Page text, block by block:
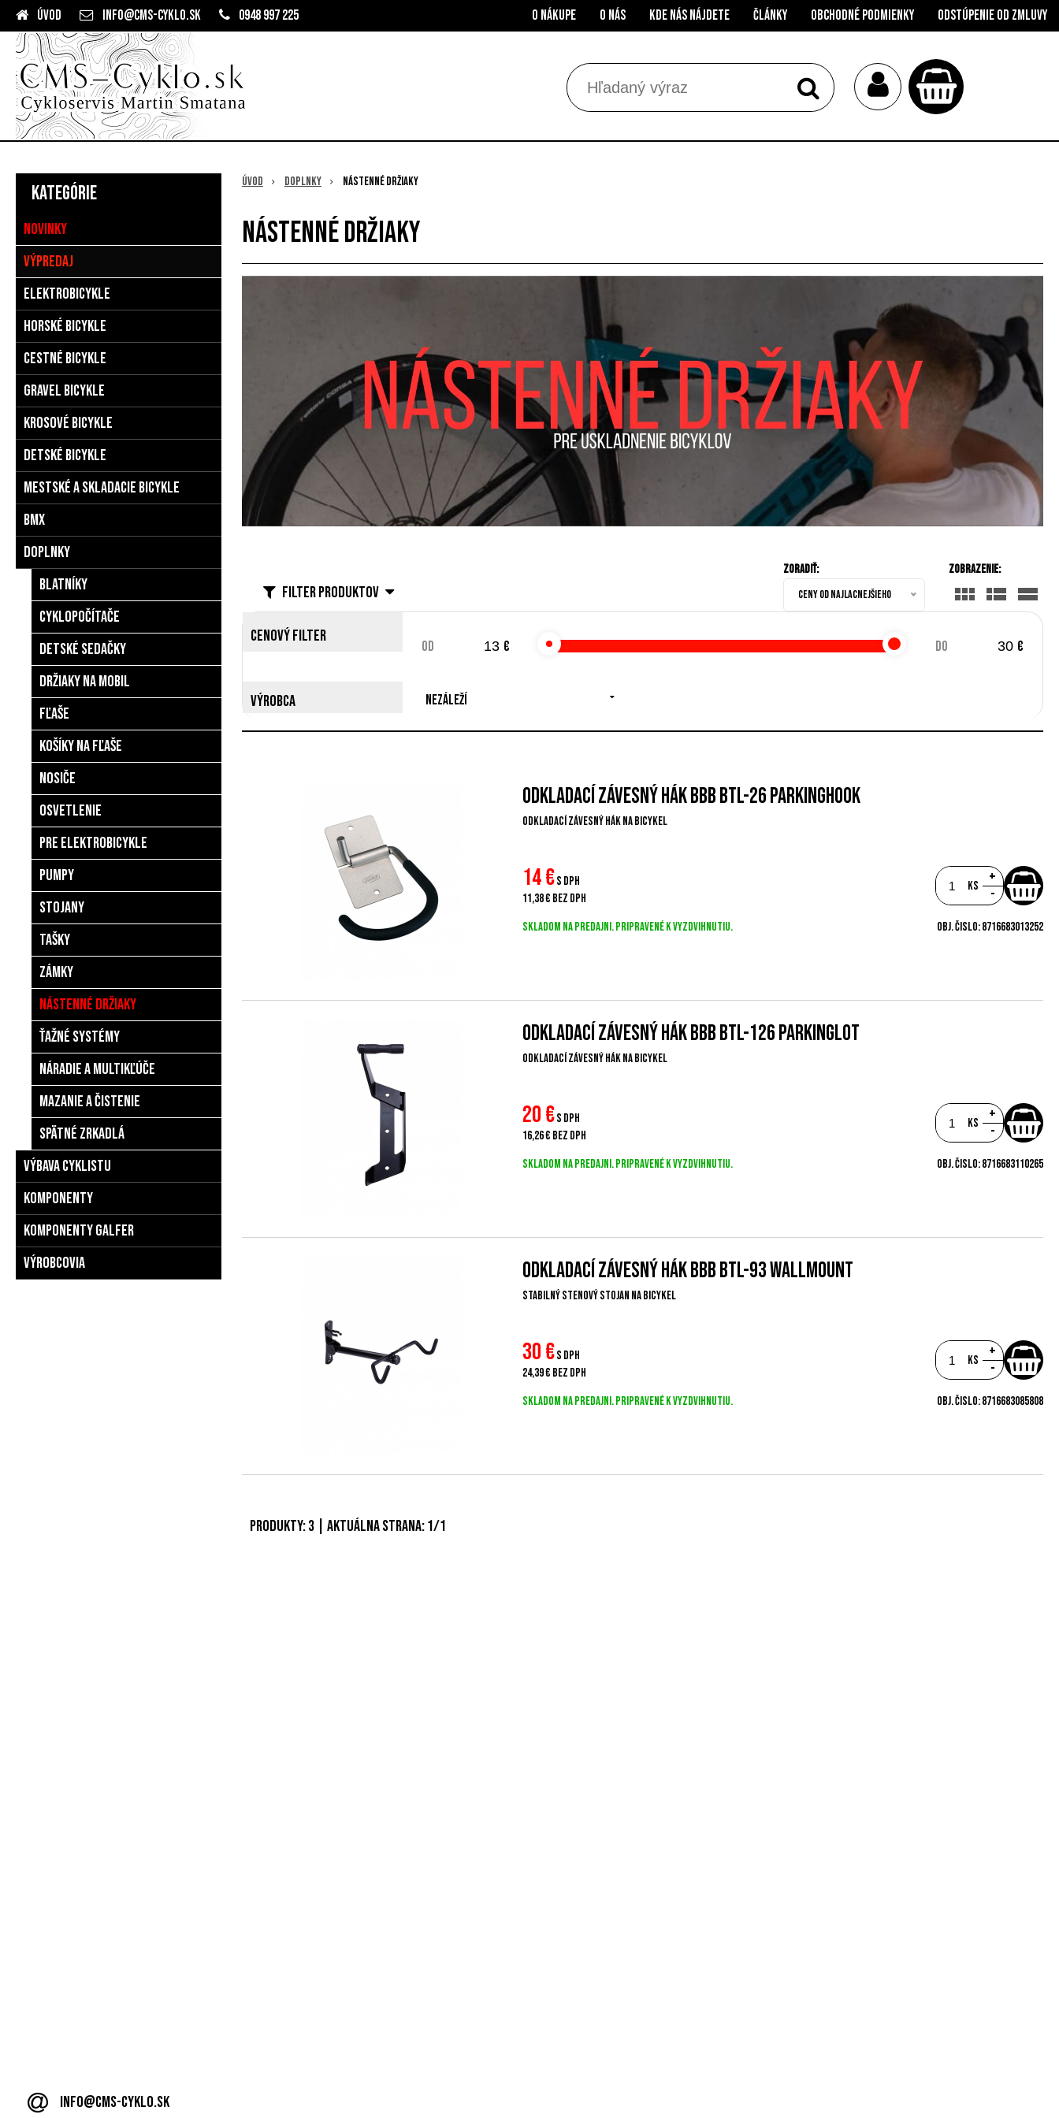
Úvod info@cms-cyklo.sk 0948 997 225 O nákupe O nás Kde nás nájdete Články Obchodné podmienky Odstúpenie od zmluvy
Úvod Doplnky Nástenné držiaky
Nástenné držiaky
Filter produktov
Zobrazenie:
Zoradiť:
Ceny od najlacnejšieho
Cenový filter
od € do €
Výrobca Nezáleží
Odkladací závesný hák BBB BTL-26 PARKINGHOOK
Odkladací závesný hák na bicykel
14€s DPH
11,38 € bez DPH
ks
+
-
Skladom na predajni. Pripravené k vyzdvihnutiu. Obj. čislo:8716683013252
Odkladací závesný hák BBB BTL-126 PARKINGLOT
Odkladací závesný hák na bicykel
20€s DPH
16,26 € bez DPH
ks
+
-
Skladom na predajni. Pripravené k vyzdvihnutiu. Obj. čislo:8716683110265
Odkladací závesný hák BBB BTL-93 WALLMOUNT
Stabilný stenový stojan na bicykel
30€s DPH
24,39 € bez DPH
ks
+
-
Skladom na predajni. Pripravené k vyzdvihnutiu. Obj. čislo:8716683085808
Produkty:3| Aktuálna strana:1/1
Kategórie
Novinky
Výpredaj
Elektrobicykle
Horské bicykle
Cestné bicykle
Gravel bicykle
Krosové bicykle
Detské bicykle
Mestské a skladacie bicykle
BMX
Doplnky
Blatníky
Cyklopočítače
Detské sedačky
Držiaky na mobil
Fľaše
Košíky na fľaše
Nosiče
Osvetlenie
Pre elektrobicykle
Pumpy
Stojany
Tašky
Zámky
Nástenné držiaky
Ťažné systémy
Náradie a multikľúče
Mazanie a čistenie
Spätné zrkadlá
Výbava cyklistu
Komponenty
Komponenty Galfer
Výrobcovia
info@cms-cyklo.sk